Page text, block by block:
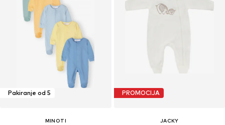
Pakiranje od 5
MINOTI
PROMOCIJA
JACKY